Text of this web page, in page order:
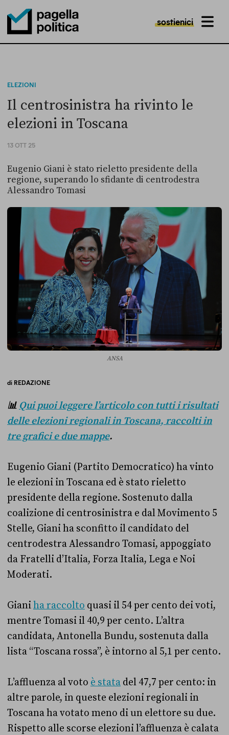
Pagella Politica Logo
sostienici MENU
ELEZIONI
Il centrosinistra ha rivinto le
elezioni in Toscana
13 OTT 25
Eugenio Giani è stato rieletto presidente della
regione, superando lo sfidante di centrodestra
Alessandro Tomasi
ANSA
di REDAZIONE
📊 Qui puoi leggere l’articolo con tutti i risultati
delle elezioni regionali in Toscana, raccolti in
tre grafici e due mappe.
Eugenio Giani (Partito Democratico) ha vinto
le elezioni in Toscana ed è stato rieletto
presidente della regione. Sostenuto dalla
coalizione di centrosinistra e dal Movimento 5
Stelle, Giani ha sconfitto il candidato del
centrodestra Alessandro Tomasi, appoggiato
da Fratelli d’Italia, Forza Italia, Lega e Noi
Moderati.
Gianiha raccolto quasi il 54 per cento dei voti,
mentre Tomasi il 40,9 per cento. L’altra
candidata, Antonella Bundu, sostenuta dalla
lista “Toscana rossa”, è intorno al 5,1 per cento.
L’affluenza al voto è stata del 47,7 per cento: in
altre parole, in queste elezioni regionali in
Toscana ha votato meno di un elettore su due.
Rispetto alle scorse elezioni l’affluenza è calata